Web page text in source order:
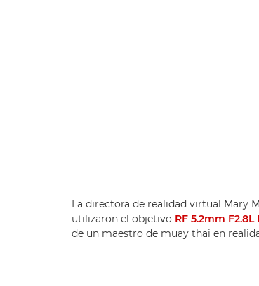
La directora de realidad virtual Mary
utilizaron el objetivo RF 5.2mm F2.8L
de un maestro de muay thai en